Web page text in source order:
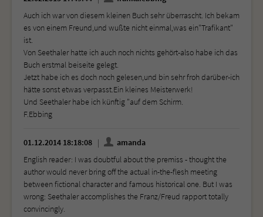
Auch ich war von diesem kleinen Buch sehr überrascht. Ich bekam
es von einem Freund,und wußte nicht einmal,was ein"Trafikant"
ist.
Von Seethaler hatte ich auch noch nichts gehört-also habe ich das
Buch erstmal beiseite gelegt.
Jetzt habe ich es doch noch gelesen,und bin sehr froh darüber-ich
hätte sonst etwas verpasst.Ein kleines Meisterwerk!
Und Seethaler habe ich künftig "auf dem Schirm.
F.Ebbing
01.12.2014 18:18:08
amanda
English reader: I was doubtful about the premiss - thought the
author would never bring off the actual in-the-flesh meeting
between fictional character and famous historical one. But I was
wrong: Seethaler accomplishes the Franz/Freud rapport totally
convincingly.